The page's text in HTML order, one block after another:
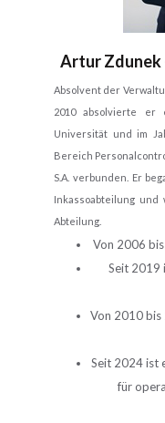
Artur Zdunek
Absolvent der
2010 absolvierte er
Universität und im
Bereich
S.A. verbunden. Er
Inkassoabteilung
Abteilung.
Von 2006
Seit 2019
Von 2010
Seit 2024 ist
für